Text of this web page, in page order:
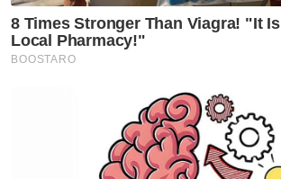
Mahkamah ketepi
taksiran tambahan
RM313.8 juta
Jolok kelapa guna
punca tiga polis
renjatan elektrik